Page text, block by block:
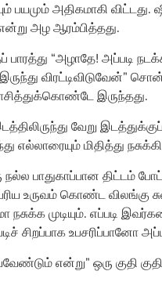
அதிகமாகி விட்டது.
அழ ஆரம்பித்தது.
“அழாதே! அப்படி
விரட்டிவிடுவேன்”
இருந்தது.
வேறு
மிதித்து
பாதுகாப்பான திட்டம்
உருவம் கொண்ட விலங்கு
முடியும். எப்படி
சிறப்பாக உபசரிப்பானோ
என்று” ஒரு குதி